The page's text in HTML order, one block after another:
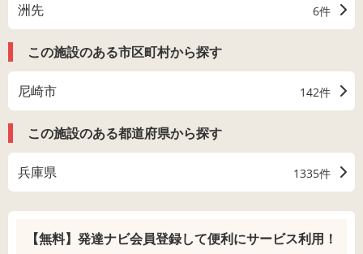
洲先 6件
この施設のある市区町村から探す
尼崎市 142件
この施設のある都道府県から探す
兵庫県 1335件
【無料】発達ナビ会員登録して便利にサービス利用！